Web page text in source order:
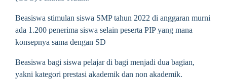
Beasiswa stimulan siswa SMP tahun 2022 di anggaran murni
ada 1.200 penerima siswa selain peserta PIP yang mana
konsepnya sama dengan SD
Beasiswa bagi siswa pelajar di bagi menjadi dua bagian,
yakni kategori prestasi akademik dan non akademik.